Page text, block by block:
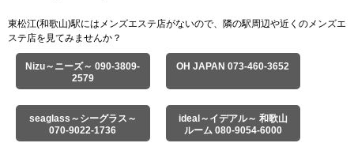
東松江(和歌山)駅にはメンズエステ店がないので、隣の駅周辺や近くのメンズエ
ステ店を見てみませんか？
Nizu～ニーズ～ 090-3809-
2579
OH JAPAN 073-460-3652
seaglass～シーグラス～
070-9022-1736
ideal～イデアル～ 和歌山
ルーム 080-9054-6000